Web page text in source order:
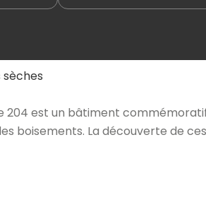
sèches
204 est un bâtiment
boisements. La découverte de